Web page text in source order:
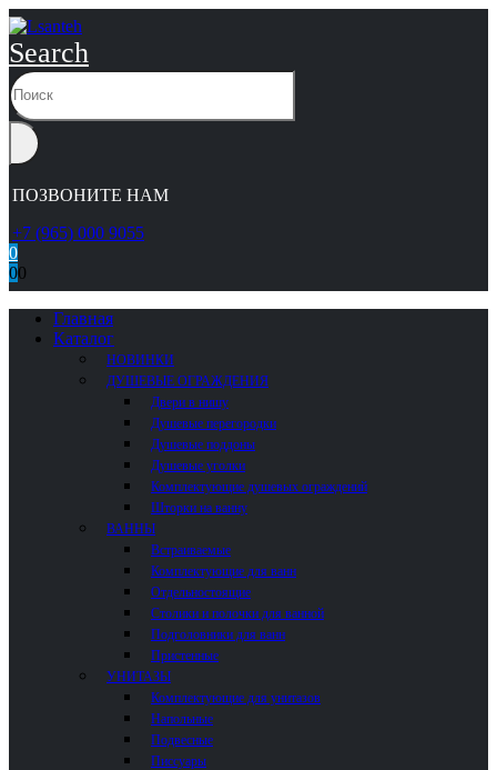
Search
ПОЗВОНИТЕ НАМ
+7 (965) 000 9055
0
00
Главная
Каталог
НОВИНКИ
ДУШЕВЫЕ ОГРАЖДЕНИЯ
Двери в нишу
Душевые перегородки
Душевые поддоны
Душевые уголки
Комплектующие душевых ограждений
Шторки на ванну
ВАННЫ
Встраиваемые
Комплектующие для ванн
Отдельностоящие
Столики и полочки для ванной
Подголовники для ванн
Пристенные
УНИТАЗЫ
Комплектующие для унитазов
Напольные
Подвесные
Писсуары